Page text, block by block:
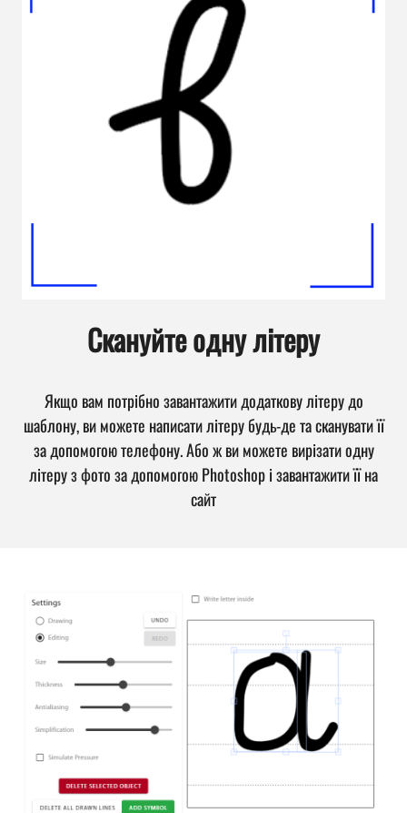
Скануйте одну літеру
Якщо вам потрібно завантажити додаткову літеру до
шаблону, ви можете написати літеру будь-де та сканувати її
за допомогою телефону. Або ж ви можете вирізати одну
літеру з фото за допомогою Photoshop і завантажити її на
сайт